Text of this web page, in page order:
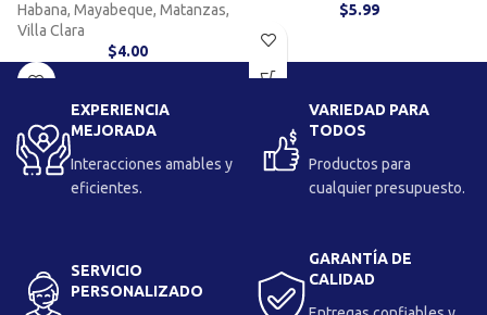
Habana, Mayabeque, Matanzas,
Villa Clara
$4.00
$5.99
EXPERIENCIA
MEJORADA
Interacciones amables y
eficientes.
VARIEDAD PARA
TODOS
Productos para
cualquier presupuesto.
SERVICIO
PERSONALIZADO
GARANTÍA DE
CALIDAD